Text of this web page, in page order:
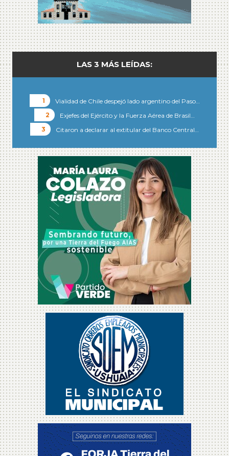
LAS 3 MÁS LEÍDAS:
Vialidad de Chile despejó lado argentino del Paso…
Exjefes del Ejército y la Fuerza Aérea de Brasil…
Citaron a declarar al extitular del Banco Central…